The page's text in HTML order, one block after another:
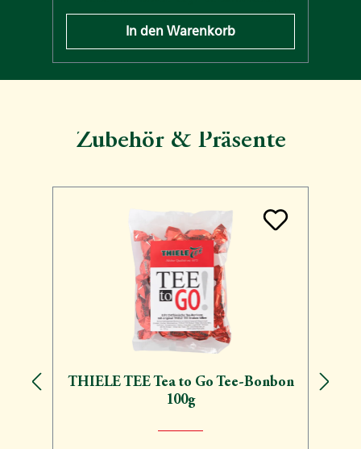
In den Warenkorb
Zubehör & Präsente
THIELE TEE Tea to Go Tee-Bonbon
100g